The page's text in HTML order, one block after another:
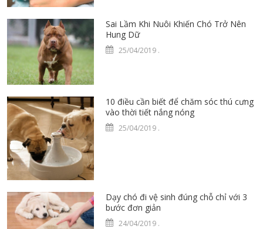
Sai Lầm Khi Nuôi Khiến Chó Trở Nên
Hung Dữ
25/04/2019 .
10 điều cần biết để chăm sóc thú cưng
vào thời tiết nắng nóng
25/04/2019 .
Dạy chó đi vệ sinh đúng chỗ chỉ với 3
bước đơn giản
24/04/2019 .